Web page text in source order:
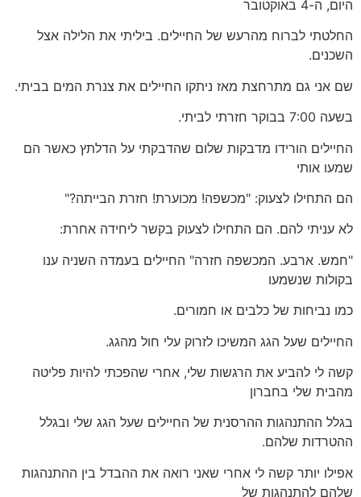
היום, ה-4 באוקטובר
החלטתי לברוח מהרעש של החיילים. ביליתי את הלילה אצל
השכנים.
שם אני גם מתרחצת מאז ניתקו החיילים את צנרת המים בביתי.
בשעה 7:00 בבוקר חזרתי לביתי.
החיילים הורידו מדבקות שלום שהדבקתי על הדלתץ כאשר הם
שמעו אותי
הם התחילו לצעוק: "מכשפה! מכוערת! חזרת הבייתה?"
לא עניתי להם. הם התחילו לצעוק בקשר ליחידה אחרת:
"חמש. ארבע. המכשפה חזרה" החיילים בעמדה השניה ענו
בקולות שנשמעו
כמו נביחות של כלבים או חמורים.
החיילים שעל הגג המשיכו לזרוק עלי חול מהגג.
קשה לי להביע את הרגשות שלי, אחרי שהפכתי להיות פליטה
מהבית שלי בחברון
בגלל ההתנהגות ההרסנית של החיילים שעל הגג שלי ובגלל
ההטרדות שלהם.
אפילו יותר קשה לי אחרי שאני רואה את ההבדל בין ההתנהגות
שלהם להתנהגות של